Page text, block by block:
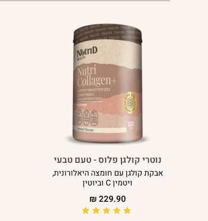
נוטרי קולגן פלוס - טעם טבעי
אבקת קולגן עם חומצה היאלורונית,
ויטמין C וביוטין
229.90
₪